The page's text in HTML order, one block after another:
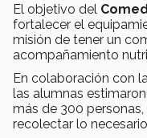
El objetivo del
fortalecer el
misión de tener un
acompañamiento
En colaboración con
las alumnas
más de 300
recolectar lo